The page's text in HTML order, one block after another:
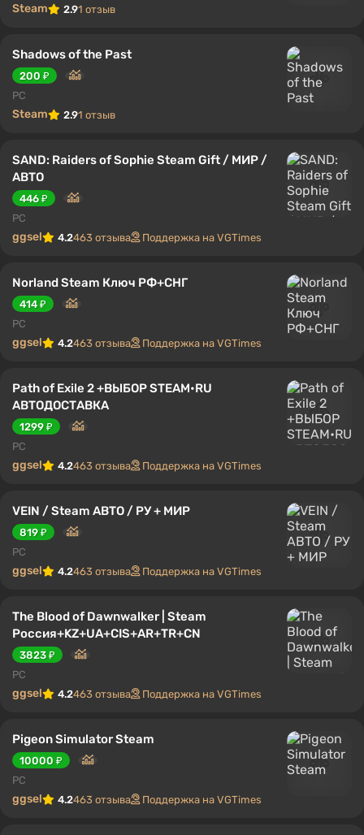
Steam 2.91 отзыв
Shadows of the Past
200 ₽
PC
Steam 2.91 отзыв
SAND: Raiders of Sophie Steam Gift / МИР /
АВТО
446 ₽
PC
ggsel 4.2463 отзыва Поддержка на VGTimes
Norland Steam Ключ РФ+СНГ
414 ₽
PC
ggsel 4.2463 отзыва Поддержка на VGTimes
Path of Exile 2 +ВЫБОР STEAM•RU
АВТОДОСТАВКА
1299 ₽
PC
ggsel 4.2463 отзыва Поддержка на VGTimes
VEIN / Steam АВТО / РУ + МИР
819 ₽
PC
ggsel 4.2463 отзыва Поддержка на VGTimes
The Blood of Dawnwalker | Steam
Россия+KZ+UA+CIS+AR+TR+CN
3823 ₽
PC
ggsel 4.2463 отзыва Поддержка на VGTimes
Pigeon Simulator Steam
10000 ₽
PC
ggsel 4.2463 отзыва Поддержка на VGTimes